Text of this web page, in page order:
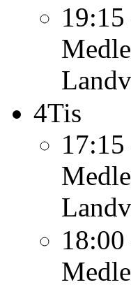
4Tis